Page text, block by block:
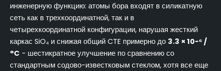
инженерную функцию: атомы бора входят в силикатную
сеть как в трехкоординатной, так и в
четырехкоординатной конфигурации, нарушая жесткий
каркас SiO₄ и снижая общий CTE примерно до 3.3 × 10-⁶ /
°C - шестикратное улучшение по сравнению со
стандартным содово-известковым стеклом, хотя все еще